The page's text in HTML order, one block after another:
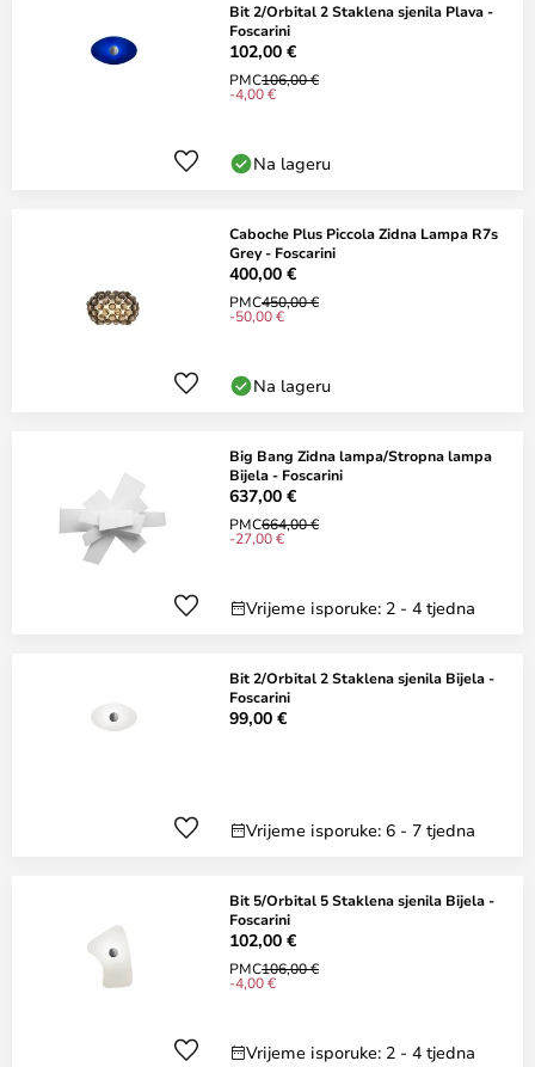
Bit 2/Orbital 2 Staklena sjenila Plava -
Foscarini
102,00 €
PMC106,00 €
-4,00 €
Na lageru
Caboche Plus Piccola Zidna Lampa R7s
Grey - Foscarini
400,00 €
PMC450,00 €
-50,00 €
Na lageru
Big Bang Zidna lampa/Stropna lampa
Bijela - Foscarini
637,00 €
PMC664,00 €
-27,00 €
Vrijeme isporuke: 2 - 4 tjedna
Bit 2/Orbital 2 Staklena sjenila Bijela -
Foscarini
99,00 €
Vrijeme isporuke: 6 - 7 tjedna
Bit 5/Orbital 5 Staklena sjenila Bijela -
Foscarini
102,00 €
PMC106,00 €
-4,00 €
Vrijeme isporuke: 2 - 4 tjedna